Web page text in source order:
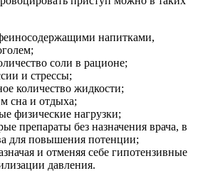
напитками,
соли в рационе;
и стрессы;
количество жидкости;
сна и отдыха;
физические нагрузки;
препараты без назначения врача, в
для повышения потенции;
и отменяя себе гипотензивные
давления.